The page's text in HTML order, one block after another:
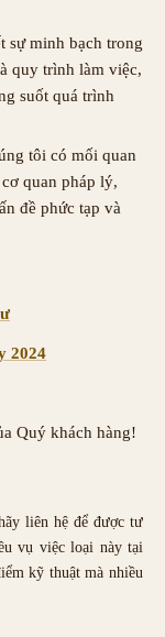
sự minh bạch trong
quy trình làm việc,
suốt quá trình
tôi có mối quan
quan pháp lý,
đề phức tạp và
2024
Quý khách hàng!
liên hệ để được tư
vụ việc loại này tại
kỹ thuật mà nhiều